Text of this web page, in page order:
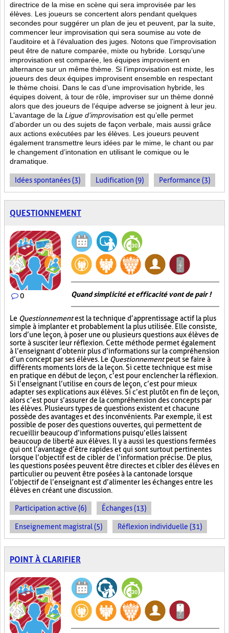
directrice de la mise en scène qui sera improvisée par les
élèves. Les joueurs se concertent alors pendant quelques
secondes pour suggérer un plan de jeu et peuvent, par la suite,
commencer leur improvisation qui sera soumise au vote de
l’auditoire et à l’évaluation des juges. Notons que l’improvisation
peut être de nature comparée, mixte ou hybride. Lorsqu’une
improvisation est comparée, les équipes improvisent en
alternance sur un même thème. Si l’improvisation est mixte, les
joueurs des deux équipes improvisent ensemble en respectant
le thème choisi. Dans le cas d’une improvisation hybride, les
équipes doivent, à tour de rôle, improviser sur un thème donné
alors que des joueurs de l’équipe adverse se joignent à leur jeu.
L’avantage de la Ligue d’improvisation est qu’elle permet
d’aborder un ou des sujets de façon verbale, mais aussi grâce
aux actions exécutées par les élèves. Les joueurs peuvent
également transmettre leurs idées par le mime, le chant ou par
le changement d’intonation en utilisant le comique ou le
dramatique.
Idées spontanées (3) Ludification (9) Performance (3)
QUESTIONNEMENT
0 Quand simplicité et efficacité vont de pair !
Le Questionnementest la technique d’apprentissage actif la plus
simple à implanter et probablement la plus utilisée. Elle consiste,
lors d’une leçon, à poser une ou plusieurs questions aux élèves de
sorte à susciter leur réflexion. Cette méthode permet également
à l’enseignant d’obtenir plus d’informations sur la compréhension
d’un concept par ses élèves. Le Questionnementpeut se faire à
différents moments lors de la leçon. Si cette technique est mise
en pratique en début de leçon, c’est pour enclencher la réflexion.
Si l’enseignant l’utilise en cours de leçon, c’est pour mieux
adapter ses explications aux élèves. Si c’est plutôt en fin de leçon,
alors c’est pour s’assurer de la compréhension des concepts par
les élèves. Plusieurs types de questions existent et chacune
possède des avantages et des inconvénients. Par exemple, il est
possible de poser des questions ouvertes, qui permettent de
recueillir beaucoup d’informations puisqu’elles laissent
beaucoup de liberté aux élèves. Il y a aussi les questions fermées
qui ont l’avantage d’être rapides et qui sont surtout pertinentes
lorsque l’objectif est de cibler de l’information précise. De plus,
les questions posées peuvent être directes et cibler des élèves en
particulier ou peuvent être posées à la cantonade lorsque
l’objectif de l’enseignant est d’alimenter les échanges entre les
élèves en créant une discussion.
Participation active (6) Échanges (13)
Enseignement magistral (5) Réflexion individuelle (31)
POINT À CLARIFIER